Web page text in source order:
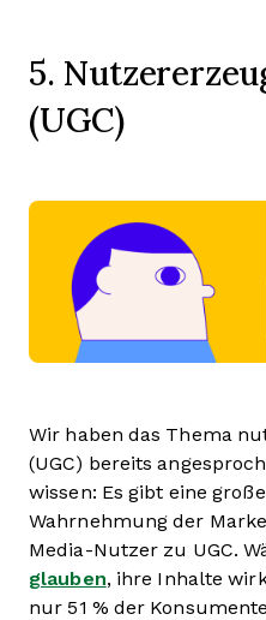
5.
(UGC)
Wir haben das Thema
(UGC) bereits
wissen: Es gibt eine
Wahrnehmung der
Media-Nutzer zu UGC.
glauben, ihre Inhalte
nur 51 % der